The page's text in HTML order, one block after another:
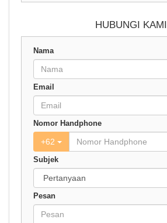
HUBUNGI KAMI
Nama
Email
Nomor Handphone
+62
Subjek
Pesan